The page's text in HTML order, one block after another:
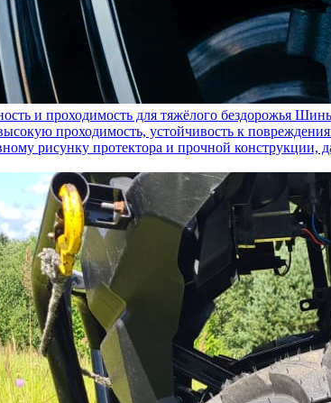
и проходимость для тяжёлого бездорожья Шины
проходимость, устойчивость к
рисунку протектора и прочной